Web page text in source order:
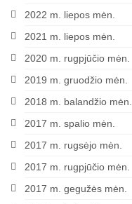
2022 m. liepos mėn.
2021 m. liepos mėn.
2020 m. rugpjūčio mėn.
2019 m. gruodžio mėn.
2018 m. balandžio mėn.
2017 m. spalio mėn.
2017 m. rugsėjo mėn.
2017 m. rugpjūčio mėn.
2017 m. gegužės mėn.